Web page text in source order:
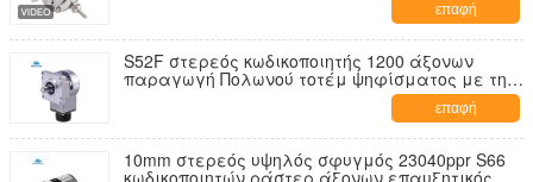
επαφή
S52F στερεός κωδικοποιητής 1200 άξονων
παραγωγή Πολωνού τοτέμ ψηφίσματος με την
επαφή
10mm στερεός υψηλός σφυγμός 23040ppr S66
κωδικοποιητών ράστερ άξονων επαυξητικός